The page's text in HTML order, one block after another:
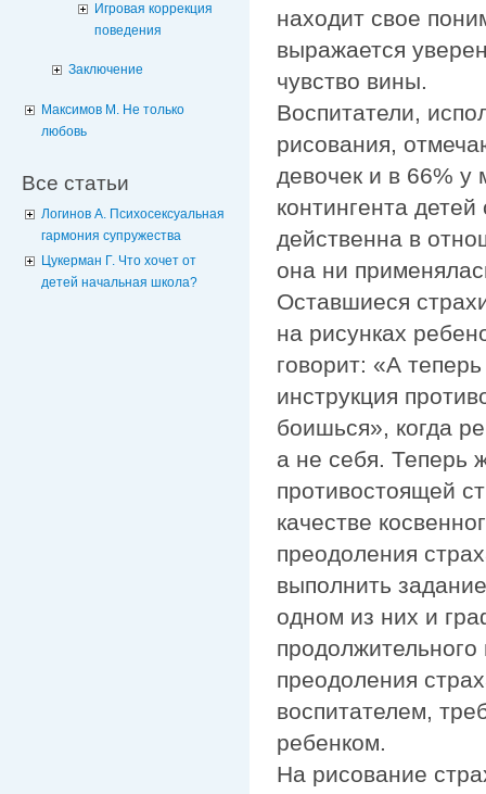
Игровая коррекция
поведения
Заключение
Максимов М. Не только
любовь
Все статьи
Логинов А. Психосексуальная
гармония супружества
Цукерман Г. Что хочет от
детей начальная школа?
находит свое
выражается
чувство вины.
Воспитатели,
рисования,
девочек и в 66% у
контингента
действенна в
она ни
Оставшиеся
на рисунках
говорит: «А
инструкция
боишься», когда
а не себя. Теперь
противостоящей
качестве
преодоления
выполнить
одном из них и
преодоления
воспитателем,
ребенком.
На рисование